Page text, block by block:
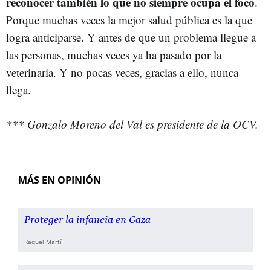
Porque muchas veces la mejor salud pública es la que
logra anticiparse. Y antes de que un problema llegue a
las personas, muchas veces ya ha pasado por la
veterinaria. Y no pocas veces, gracias a ello, nunca
llega.
*** Gonzalo Moreno del Val es presidente de la OCV.
MÁS EN OPINIÓN
Proteger la infancia en Gaza
Raquel Martí